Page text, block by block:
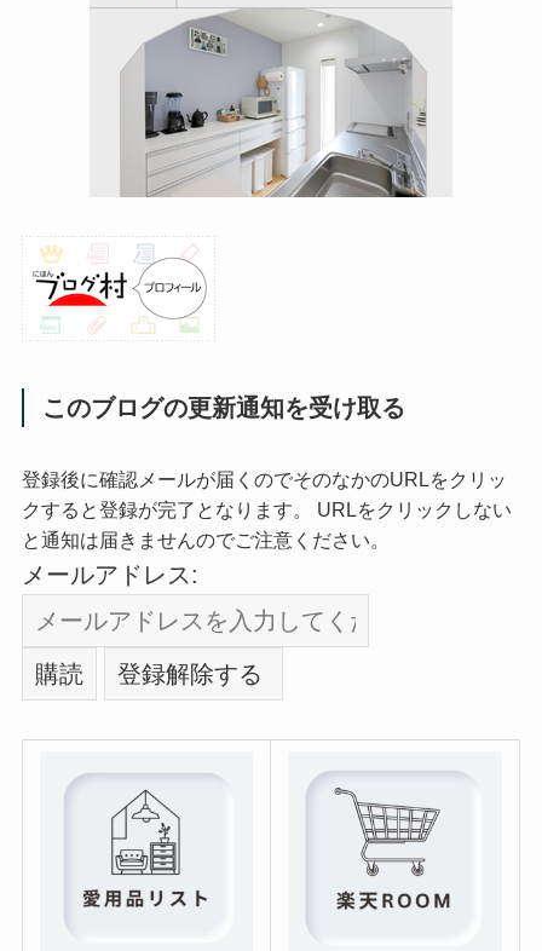
このブログの更新通知を受け取る
登録後に確認メールが届くのでそのなかのURLをクリッ
クすると登録が完了となります。 URLをクリックしない
と通知は届きませんのでご注意ください。
メールアドレス: